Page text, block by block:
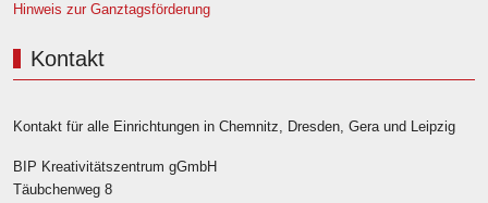
Hinweis zur Ganztagsförderung
Kontakt
Kontakt für alle Einrichtungen in Chemnitz, Dresden, Gera und Leipzig
BIP Kreativitätszentrum gGmbH
Täubchenweg 8